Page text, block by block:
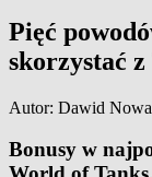
Pięć
skorzystać
Autor: Dawid
Bonusy w